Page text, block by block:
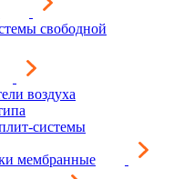
свободной
воздуха
системы
мембранные